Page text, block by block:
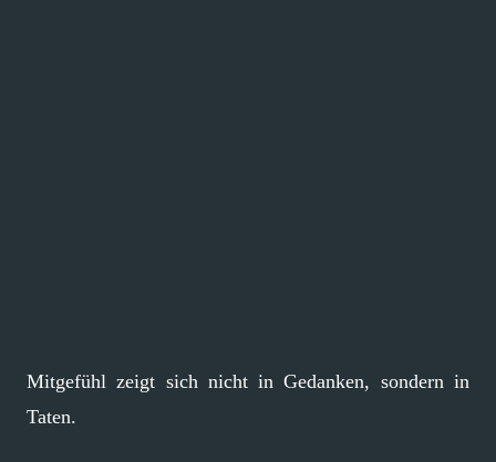
Mitgefühl zeigt sich nicht in Gedanken, sondern in
Taten.